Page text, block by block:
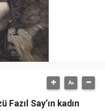
Say’ın kadın